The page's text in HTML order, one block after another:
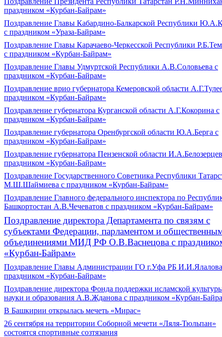
праздником «Курбан-Байрам»
Поздравление Главы Кабардино-Балкарской Республики
с праздником «Ураза-Байрам»
Поздравление Главы Карачаево-Черкесской Республики
с праздником «Курбан-Байрам»
Поздравление Главы Удмуртской Республики А.В.Соловьева с
праздником «Курбан-Байрам»
Поздравление врио губернатора Кемеровской области
праздником «Курбан-Байрам»
Поздравление губернатора Курганской области А.Г.Кокорина с
праздником «Курбан-Байрам»
Поздравление губернатора Оренбургской области Ю.А.Берга с
праздником «Курбан-Байрам»
Поздравление губернатора Пензенской области
праздником «Курбан-Байрам»
Поздравление Государственного Советника Республики
М.Ш.Шаймиева с праздником «Курбан-Байрам»
Поздравление Главного федерального инспектора по
Башкортостан А.В.Чечеватов с праздником «Курбан-Байрам»
Поздравление директора Департамента по связям с
субъектами Федерации, парламентом и
объединениями МИД РФ О.В.Васнецова с
«Курбан-Байрам»
Поздравление Главы Администрации ГО г.Уфа РБ
праздником «Курбан-Байрам»
Поздравление директора Фонда поддержки исламской
науки и образования А.В.Жданова с праздником «Курбан-
В Башкирии открылась мечеть «Мирас»
26 сентября на территории Соборной мечети «Ляля-Тюльпан»
состоятся спортивные созтязания